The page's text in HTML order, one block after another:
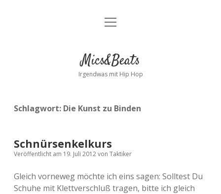
Kontakt
facebookinstagram
bandcamp
spotify
Menü
Mics&Beats
Irgendwas mit Hip Hop
Schlagwort: Die Kunst zu Binden
Schnürsenkelkurs
Veröffentlicht am 19. Juli 2012von Taktiker
Gleich vorneweg möchte ich eins sagen: Solltest Du
Schuhe mit Klettverschluß tragen, bitte ich gleich